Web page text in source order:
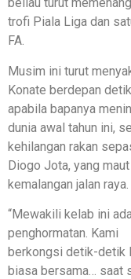
beliau turut
trofi Piala Liga dan
FA.
Musim ini turut
Konate berdepan
apabila bapanya
dunia awal tahun ini,
kehilangan rakan
Diogo Jota, yang
kemalangan jalan raya.
“Mewakili kelab ini
penghormatan. Kami
berkongsi detik-detik
biasa bersama… saat